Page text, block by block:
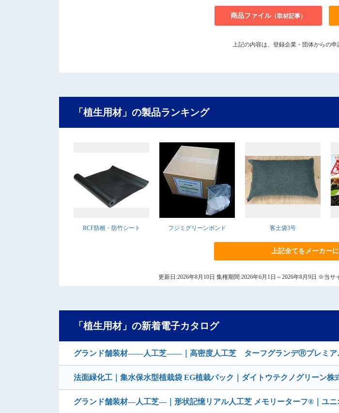
商品ファイル（取材記事）
上記の内容は、登録企業・団体からの申
「植生用材」の製品ランキング
RCF防根・防竹シート フジミグリーンボンド 客土袋3号
上記全てをメーカー
更新日:2026年8月10日 集権期間:2026年6月1日～2026年8月9日 ※当
「植生用材」の新着電子カタログ
グランド舗装材――人工芝―—｜高密度人工芝 ターフグランデⓇプレミア
法面緑化工｜集水保水型植栽袋 EG植栽パック｜ダイトウテクノグリーン株
グランド舗装材―人工芝―｜形状記憶リアル人工芝 メモリーターフ®｜ユニ